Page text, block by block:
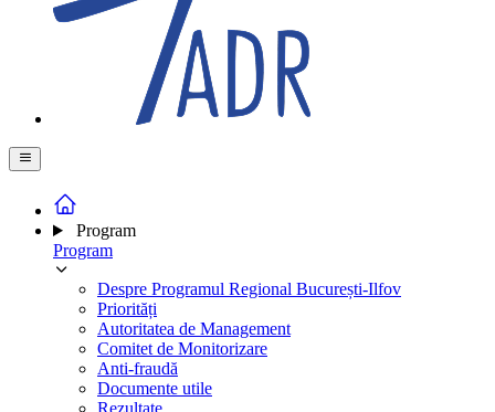
Program
Program
Despre Programul Regional București-Ilfov
Priorități
Autoritatea de Management
Comitet de Monitorizare
Anti-fraudă
Documente utile
Rezultate